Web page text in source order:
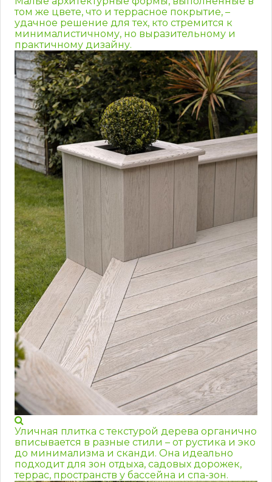
том же цвете, что и террасное покрытие, –
удачное решение для тех, кто стремится к
минималистичному, но выразительному и
практичному дизайну.
Уличная плитка с текстурой дерева органично
вписывается в разные стили – от рустика и эко
до минимализма и сканди. Она идеально
подходит для зон отдыха, садовых дорожек,
террас, пространств у бассейна и спа-зон.